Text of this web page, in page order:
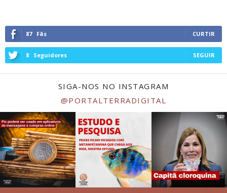
87 Fãs CURTIR
8 Seguidores SEGUIR
SIGA-NOS NO INSTAGRAM
@PORTALTERRADIGITAL